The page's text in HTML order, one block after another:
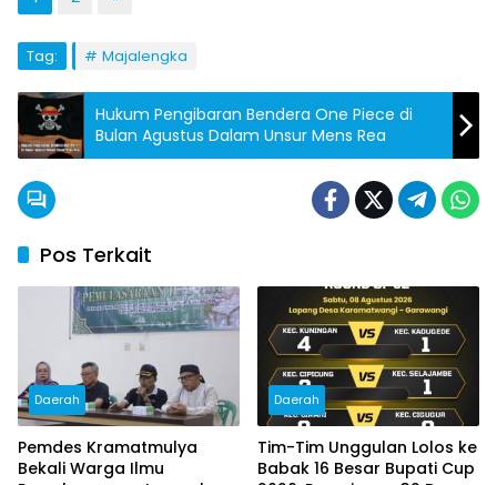
Tag: Majalengka
Hukum Pengibaran Bendera One Piece di
Bulan Agustus Dalam Unsur Mens Rea
Pos Terkait
Daerah
Pemdes Kramatmulya
Bekali Warga Ilmu
Daerah
Tim-Tim Unggulan Lolos ke
Babak 16 Besar Bupati Cup